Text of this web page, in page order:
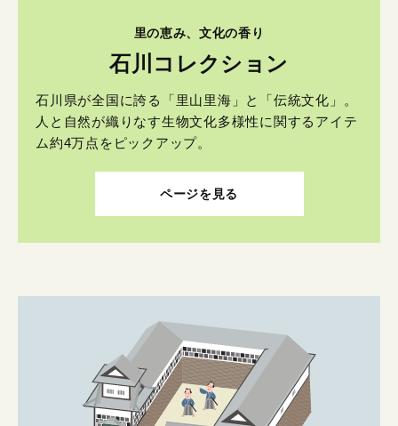
里の恵み、文化の香り
石川コレクション
石川県が全国に誇る「里山里海」と「伝統文化」。
人と自然が織りなす生物文化多様性に関するアイテ
ム約4万点をピックアップ。
ページを見る